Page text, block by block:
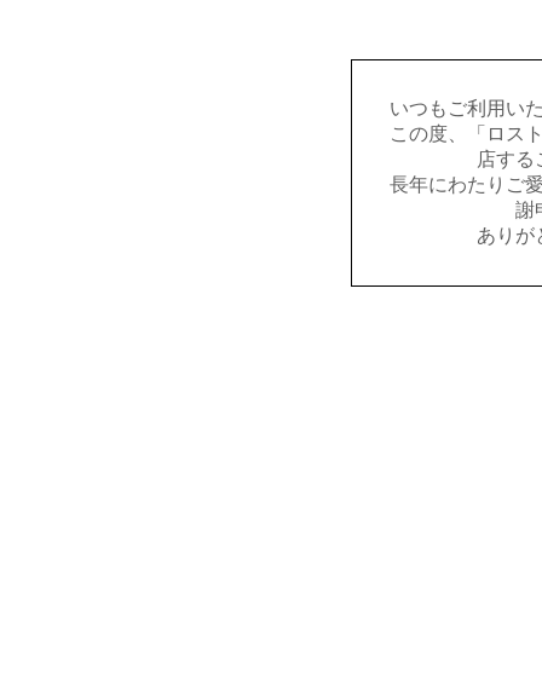
いつもご利用い
この度、「ロス
店する
長年にわたりご
謝
ありが